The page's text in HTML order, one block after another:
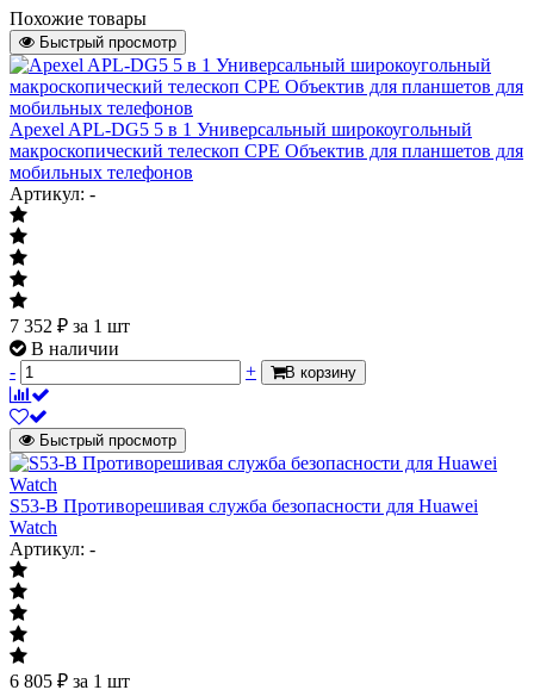
Похожие товары
Быстрый просмотр
Apexel APL-DG5 5 в 1 Универсальный широкоугольный
макроскопический телескоп CPE Объектив для планшетов для
мобильных телефонов
Артикул: -
7 352 ₽ за 1 шт
В наличии
-
+ В корзину
Быстрый просмотр
S53-B Противорешивая служба безопасности для Huawei
Watch
Артикул: -
6 805 ₽ за 1 шт